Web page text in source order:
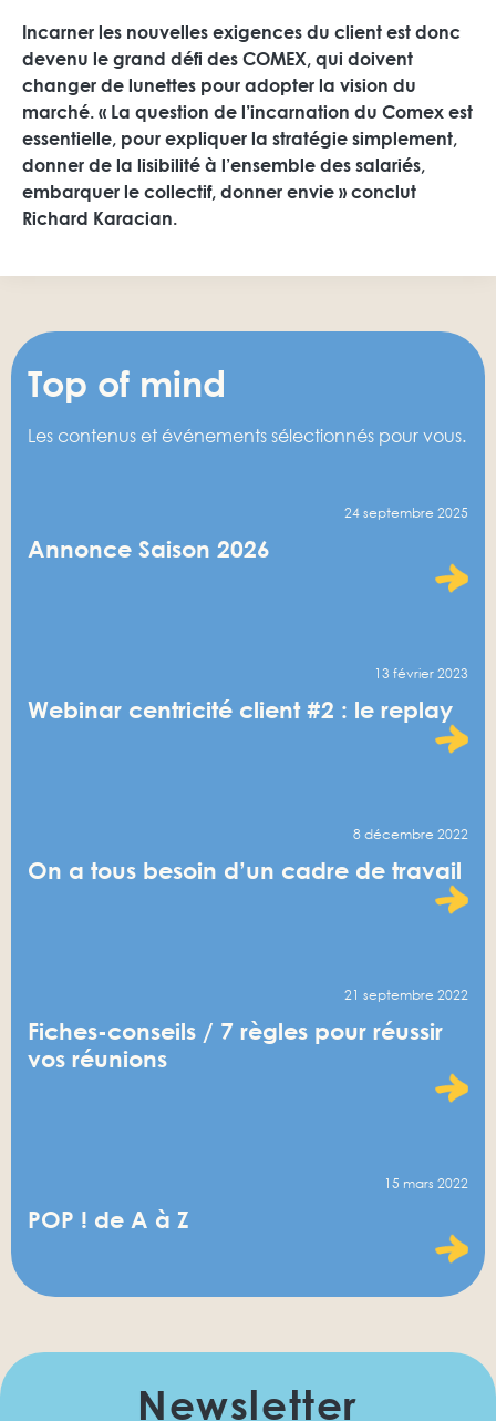
Incarner les nouvelles exigences du client est donc
devenu le grand défi des COMEX, qui doivent
changer de lunettes pour adopter la vision du
marché. « La question de l’incarnation du Comex est
essentielle, pour expliquer la stratégie simplement,
donner de la lisibilité à l’ensemble des salariés,
embarquer le collectif, donner envie » conclut
Richard Karacian.
Top of mind
Les contenus et événements sélectionnés pour vous.
Annonce Saison 2026
24 septembre 2025
Webinar centricité client #2 : le replay
13 février 2023
On a tous besoin d’un cadre de travail
8 décembre 2022
Fiches-conseils / 7 règles pour réussir
vos réunions
21 septembre 2022
POP ! de A à Z
15 mars 2022
Newsletter